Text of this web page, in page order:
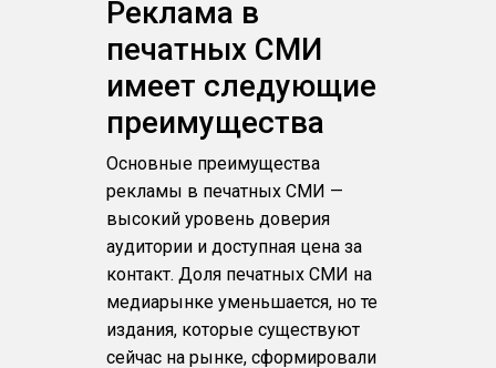
Реклама в
печатных СМИ
имеет следующие
преимущества
Основные преимущества
рекламы в печатных СМИ —
высокий уровень доверия
аудитории и доступная цена за
контакт. Доля печатных СМИ на
медиарынке уменьшается, но те
издания, которые существуют
сейчас на рынке, сформировали